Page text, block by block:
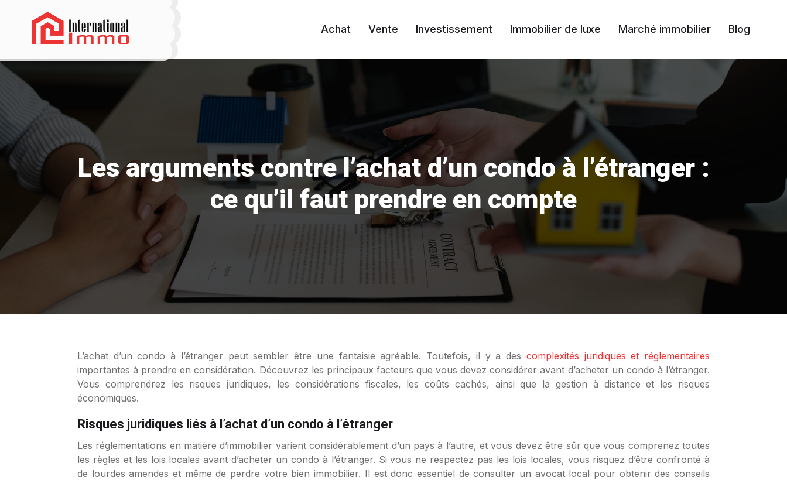
Achat Vente Investissement Immobilier de luxe Marché immobilier Blog
Les arguments contre l’achat d’un condo à l’étranger :
ce qu’il faut prendre en compte
L’achat d’un condo à l’étranger peut sembler être une fantaisie agréable. Toutefois, il y a des complexités juridiques et réglementaires
importantes à prendre en considération. Découvrez les principaux facteurs que vous devez considérer avant d’acheter un condo à l’étranger.
Vous comprendrez les risques juridiques, les considérations fiscales, les coûts cachés, ainsi que la gestion à distance et les risques
économiques.
Risques juridiques liés à l’achat d’un condo à l’étranger
Les réglementations en matière d’immobilier varient considérablement d’un pays à l’autre, et vous devez être sûr que vous comprenez toutes
les règles et les lois locales avant d’acheter un condo à l’étranger. Si vous ne respectez pas les lois locales, vous risquez d’être confronté à
de lourdes amendes et même de perdre votre bien immobilier. Il est donc essentiel de consulter un avocat local pour obtenir des conseils